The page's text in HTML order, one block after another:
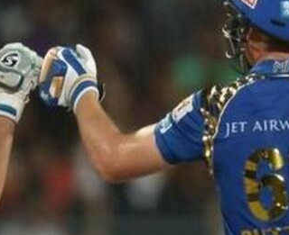
pm
लीग (IPL) के आयोजन पर तलवार
(BCCI) पहले ही 29 मार्च से 15
नहीं इस बात को लेकर सबकी अपनी-